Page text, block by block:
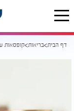
דף הבית בריאות